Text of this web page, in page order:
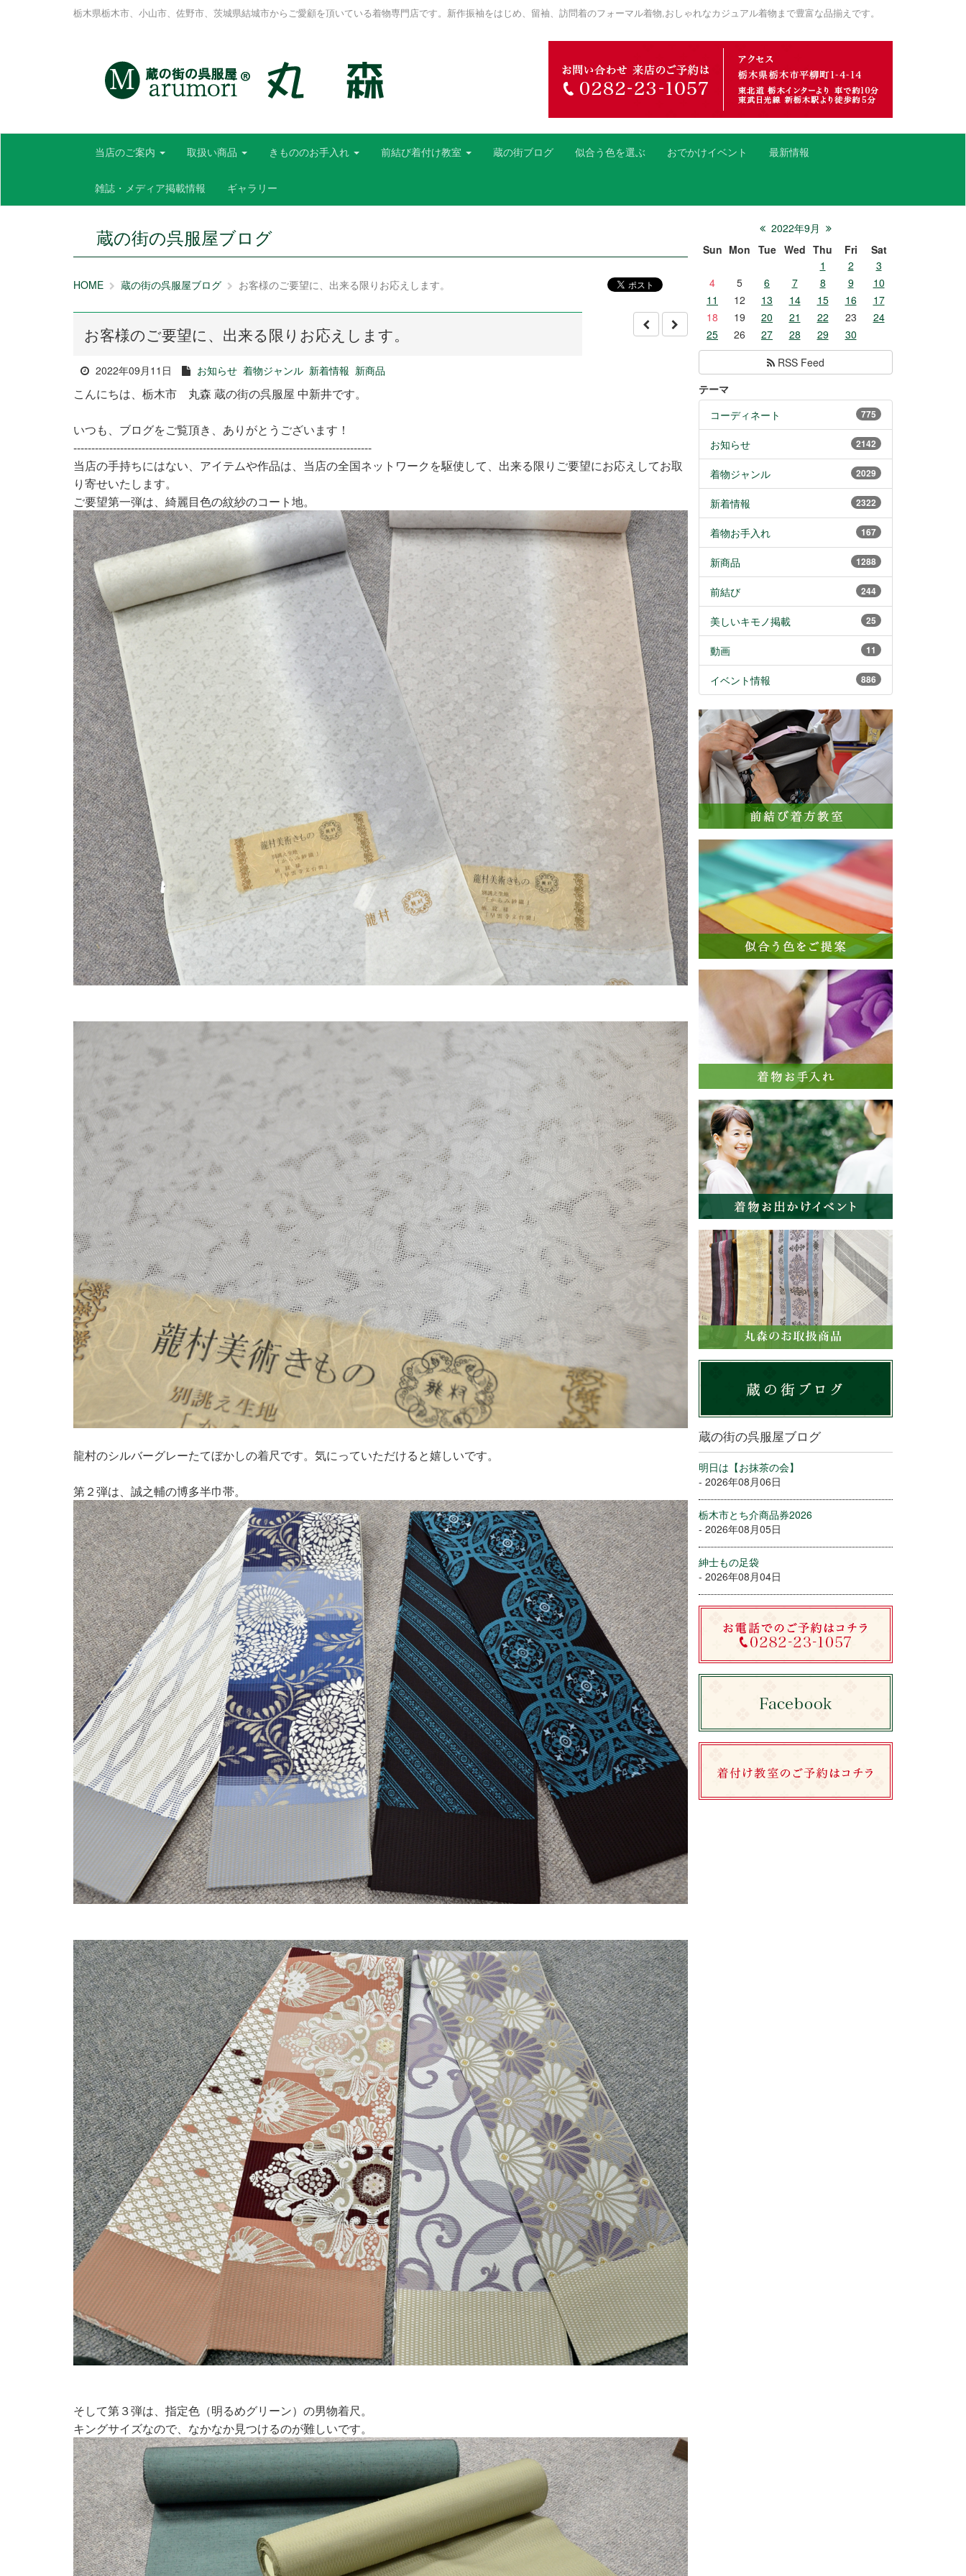
栃木県栃木市、小山市、佐野市、茨城県結城市からご愛顧を頂いている着物専門店です。新作振袖をはじめ、留袖、訪問着のフォーマル着物,おしゃれなカジュアル着物まで豊富な品揃えです。
当店のご案内 取扱い商品 きもののお手入れ 前結び着付け教室 蔵の街ブログ 似合う色を選ぶ おでかけイベント 最新情報
雑誌・メディア掲載情報 ギャラリー
蔵の街の呉服屋ブログ
HOME 蔵の街の呉服屋ブログ お客様のご要望に、出来る限りお応えします。
お客様のご要望に、出来る限りお応えします。
2022年09月11日 お知らせ 着物ジャンル 新着情報 新商品
こんにちは、栃木市 丸森 蔵の街の呉服屋 中新井です。
いつも、ブログをご覧頂き、ありがとうございます！
-----------------------------------------------------------------------------------
当店の手持ちにはない、アイテムや作品は、当店の全国ネットワークを駆使して、出来る限りご要望にお応えしてお取
り寄せいたします。
ご要望第一弾は、綺麗目色の紋紗のコート地。
龍村のシルバーグレーたてぼかしの着尺です。気にっていただけると嬉しいです。
第２弾は、誠之輔の博多半巾帯。
そして第３弾は、指定色（明るめグリーン）の男物着尺。
キングサイズなので、なかなか見つけるのが難しいです。
2022年9月
Sun Mon Tue Wed Thu Fri
Sat
1
2
3
4
5 6 7 8 9
10
11
12 13 14 15 16
17
18
19 20 21 22 23
24
25
26 27 28 29
30
RSS Feed
テーマ
775
コーディネート
2142
お知らせ
2029
着物ジャンル
2322
新着情報
167
着物お手入れ
1288
新商品
244
前結び
25
美しいキモノ掲載
11
動画
886
イベント情報
蔵の街の呉服屋ブログ
明日は【お抹茶の会】
- 2026年08月06日
栃木市とち介商品券2026
- 2026年08月05日
紳士もの足袋
- 2026年08月04日